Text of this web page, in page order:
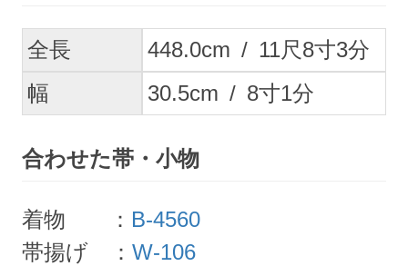
全長 448.0cm / 11尺8寸3分
幅
30.5cm / 8寸1分
合わせた帯・小物
着物 ： B-4560
帯揚げ ：W-106